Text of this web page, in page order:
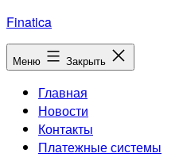
Перейти
к
содержимому
Finatica
Меню Закрыть
Главная
Новости
Контакты
Платежные системы